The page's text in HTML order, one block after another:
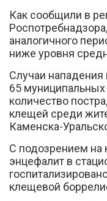
Как сообщили в
аналогичного
ниже уровня
Случаи
65
количество
клещей среди
Каменска-
С подозрением
энцефалит в
клещевой